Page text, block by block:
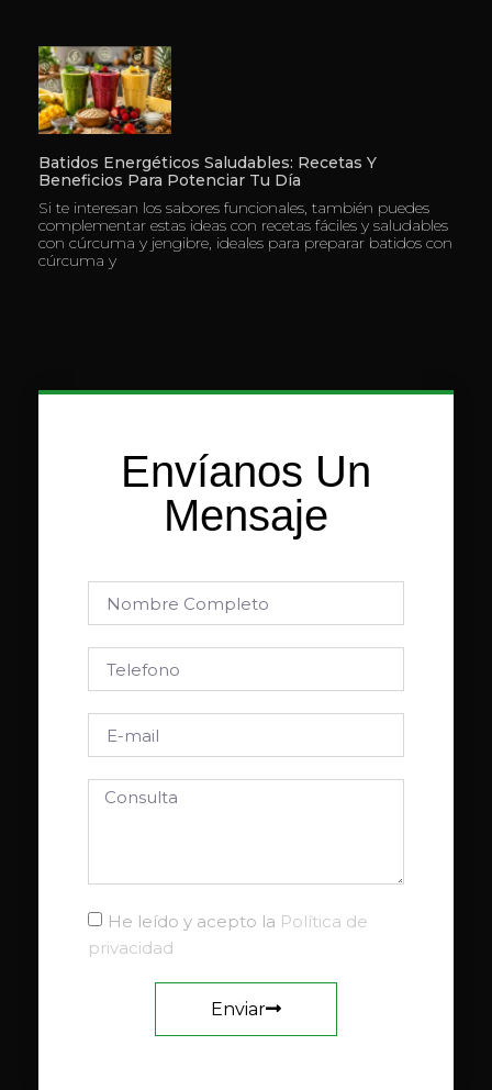
Batidos Energéticos Saludables: Recetas Y
Beneficios Para Potenciar Tu Día
Si te interesan los sabores funcionales, también puedes
complementar estas ideas con recetas fáciles y saludables
con cúrcuma y jengibre, ideales para preparar batidos con
cúrcuma y
Envíanos Un
Mensaje
He leído y acepto la Política de
privacidad
Enviar